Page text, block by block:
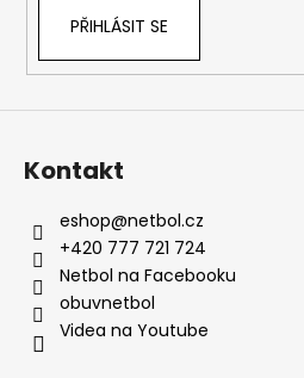
PŘIHLÁSIT SE
Kontakt
eshop@netbol.cz
+420 777 721 724
Netbol na Facebooku
obuvnetbol
Videa na Youtube